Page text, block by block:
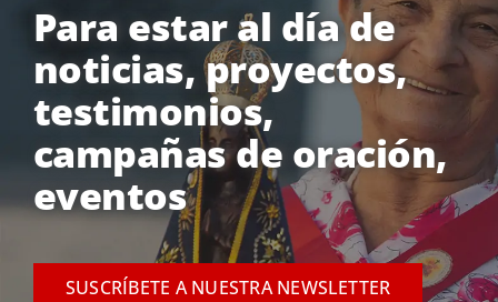
Para estar al día de
noticias, proyectos,
testimonios,
campañas de oración,
eventos
SUSCRÍBETE A NUESTRA NEWSLETTER